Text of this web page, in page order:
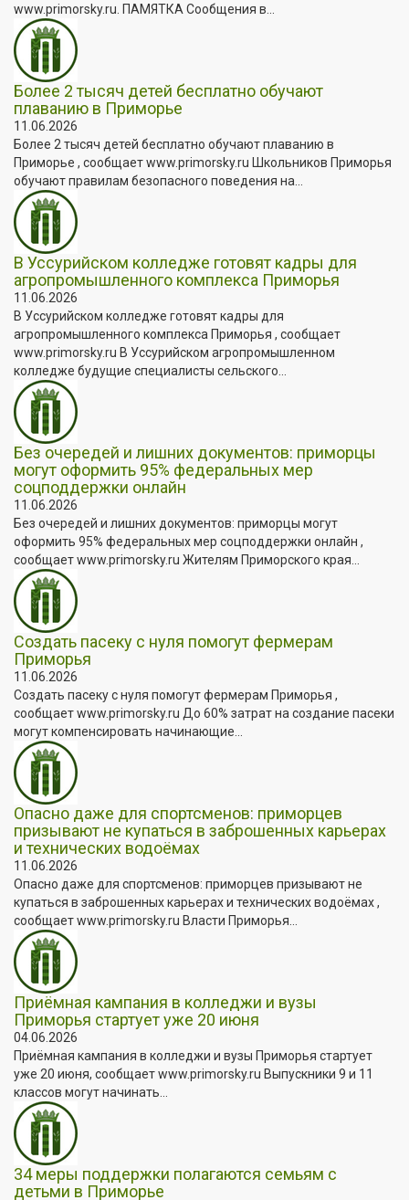
www.primorsky.ru. ПАМЯТКА Сообщения в...
Более 2 тысяч детей бесплатно обучают
плаванию в Приморье
11.06.2026
Более 2 тысяч детей бесплатно обучают плаванию в
Приморье , сообщает www.primorsky.ru Школьников Приморья
обучают правилам безопасного поведения на...
В Уссурийском колледже готовят кадры для
агропромышленного комплекса Приморья
11.06.2026
В Уссурийском колледже готовят кадры для
агропромышленного комплекса Приморья , сообщает
www.primorsky.ru В Уссурийском агропромышленном
колледже будущие специалисты сельского...
Без очередей и лишних документов: приморцы
могут оформить 95% федеральных мер
соцподдержки онлайн
11.06.2026
Без очередей и лишних документов: приморцы могут
оформить 95% федеральных мер соцподдержки онлайн ,
сообщает www.primorsky.ru Жителям Приморского края...
Создать пасеку с нуля помогут фермерам
Приморья
11.06.2026
Создать пасеку с нуля помогут фермерам Приморья ,
сообщает www.primorsky.ru До 60% затрат на создание пасеки
могут компенсировать начинающие...
Опасно даже для спортсменов: приморцев
призывают не купаться в заброшенных карьерах
и технических водоёмах
11.06.2026
Опасно даже для спортсменов: приморцев призывают не
купаться в заброшенных карьерах и технических водоёмах ,
сообщает www.primorsky.ru Власти Приморья...
Приёмная кампания в колледжи и вузы
Приморья стартует уже 20 июня
04.06.2026
Приёмная кампания в колледжи и вузы Приморья стартует
уже 20 июня, сообщает www.primorsky.ru Выпускники 9 и 11
классов могут начинать...
34 меры поддержки полагаются семьям с
детьми в Приморье